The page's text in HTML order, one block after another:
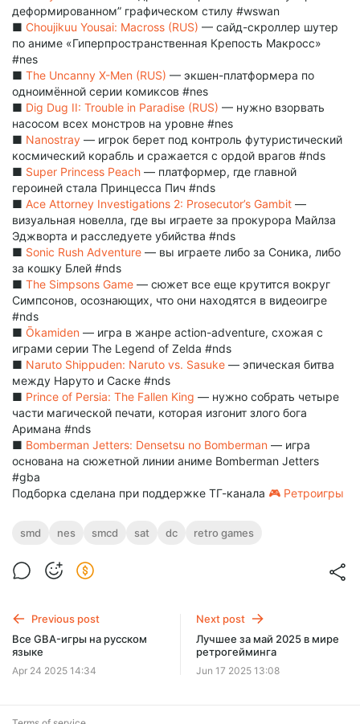
деформированном” графическом стилу #wswan
■ Choujikuu Yousai: Macross (RUS) — сайд-скроллер шутер
по аниме «Гиперпространственная Крепость Макросс»
#nes
■ The Uncanny X-Men (RUS) — экшен-платформера по
одноимённой серии комиксов #nes
■ Dig Dug II: Trouble in Paradise (RUS) — нужно взорвать
насосом всех монстров на уровне #nes
■ Nanostray — игрок берет под контроль футуристический
космический корабль и сражается с ордой врагов #nds
■ Super Princess Peach — платформер, где главной
героиней стала Принцесса Пич #nds
■ Ace Attorney Investigations 2: Prosecutor’s Gambit —
визуальная новелла, где вы играете за прокурора Майлза
Эджворта и расследуете убийства #nds
■ Sonic Rush Adventure — вы играете либо за Соника, либо
за кошку Блей #nds
■ The Simpsons Game — сюжет все еще крутится вокруг
Симпсонов, осознающих, что они находятся в видеоигре
#nds
■ Ōkamiden — игра в жанре action-adventure, схожая с
играми серии The Legend of Zelda #nds
■ Naruto Shippuden: Naruto vs. Sasuke — эпическая битва
между Наруто и Саске #nds
■ Prince of Persia: The Fallen King — нужно собрать четыре
части магической печати, которая изгонит злого бога
Аримана #nds
■ Bomberman Jetters: Densetsu no Bomberman — игра
основана на сюжетной линии аниме Bomberman Jetters
#gba
Подборка сделана при поддержке ТГ-канала 🎮 Ретроигры
smd nes smcd sat dc retro games
Previous post
Все GBA-игры на русском
языке
Apr 24 2025 14:34
Next post
Лучшее за май 2025 в мире
ретрогейминга
Jun 17 2025 13:08